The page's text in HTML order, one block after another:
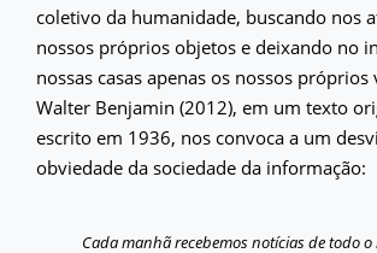
coletivo da humanidade, buscando nos
nossos próprios objetos e deixando no
nossas casas apenas os nossos próprios
Walter Benjamin (2012), em um texto
escrito em 1936, nos convoca a um
obviedade da sociedade da informação:
Cada manhã recebemos notícias de todo